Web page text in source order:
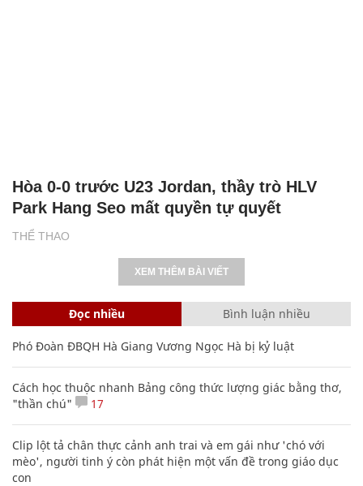
THỂ THAO
Hòa 0-0 trước U23 Jordan, thầy trò HLV
Park Hang Seo mất quyền tự quyết
XEM THÊM BÀI VIẾT
Đọc nhiều Bình luận nhiều
Phó Đoàn ĐBQH Hà Giang Vương Ngọc Hà bị kỷ luật
Cách học thuộc nhanh Bảng công thức lượng giác bằng thơ,
"thần chú"
17
Clip lột tả chân thực cảnh anh trai và em gái như 'chó với
mèo', người tinh ý còn phát hiện một vấn đề trong giáo dục
con